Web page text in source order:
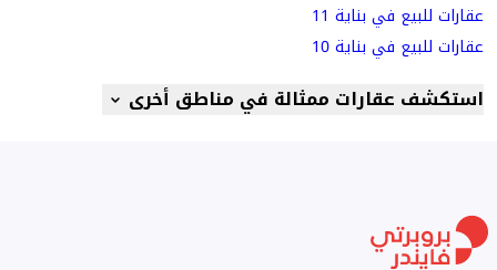
عقارات للبيع في بناية 11
عقارات للبيع في بناية 10
استكشف عقارات ممثالة في مناطق أخرى